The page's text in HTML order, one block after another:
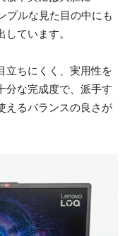
プルな見た目の中にも
ています。
立ちにくく、実用性を
分な完成度で、派手す
えるバランスの良さが